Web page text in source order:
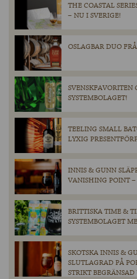
THE COASTAL
– NU I SVERIGE!
OSLAGBAR DUO
SYSTEMBOLAGET!
TEELING SMALL
LYXIG
INNIS & GUNN
VANISHING POINT –
BRITTISKA TIME &
SYSTEMBOLAGET
SKOTSKA INNIS &
SLUTLAGRAD PÅ
STRIKT